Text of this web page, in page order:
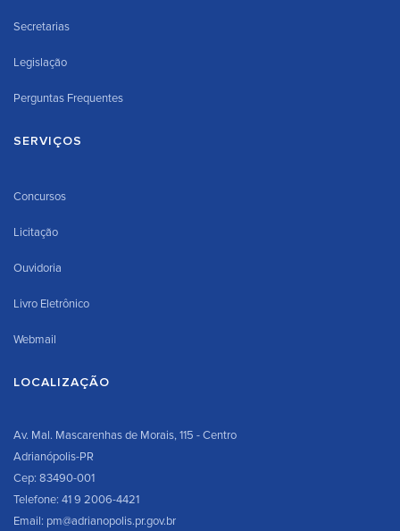
Secretarias
Legislação
Perguntas Frequentes
SERVIÇOS
Concursos
Licitação
Ouvidoria
Livro Eletrônico
Webmail
LOCALIZAÇÃO
Av. Mal. Mascarenhas de Morais, 115 - Centro
Adrianópolis-PR
Cep: 83490-001
Telefone: 41 9 2006-4421
Email: pm@adrianopolis.pr.gov.br